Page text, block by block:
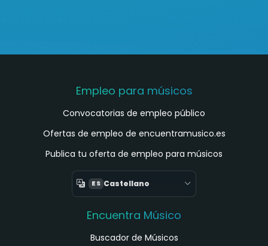
Empleo para músicos
Convocatorias de empleo público
Ofertas de empleo de encuentramusico.es
Publica tu oferta de empleo para músicos
ES Castellano
Encuentra Músico
Buscador de Músicos